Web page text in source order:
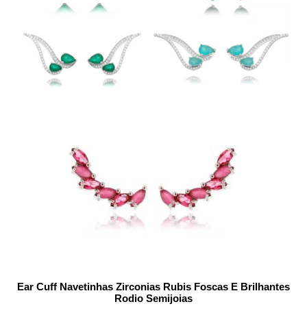
Ear Cuff Navetinhas Zirconias Rubis Foscas E Brilhantes
Rodio Semijoias